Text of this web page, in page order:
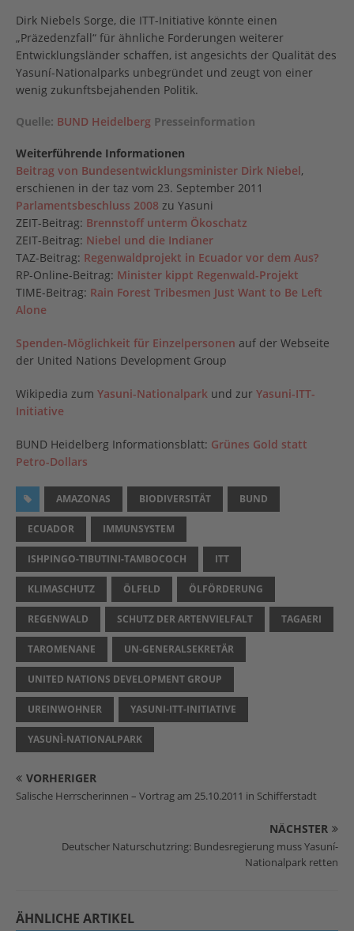
Dirk Niebels Sorge, die ITT-Initiative könnte einen
„Präzedenzfall“ für ähnliche Forderungen weiterer
Entwicklungsländer schaffen, ist angesichts der Qualität des
Yasuní-Nationalparks unbegründet und zeugt von einer
wenig zukunftsbejahenden Politik.
Quelle: BUND Heidelberg Presseinformation
Weiterführende Informationen
Beitrag von Bundes­ent­wick­lungs­minister Dirk Niebel,
erschienen in der taz vom 23. September 2011
Parlamentsbeschluss 2008 zu Yasuni
ZEIT-Beitrag: Brennstoff unterm Ökoschatz
ZEIT-Beitrag: Niebel und die Indianer
TAZ-Beitrag: Regenwaldprojekt in Ecuador vor dem Aus?
RP-Online-Beitrag: Minister kippt Regenwald-Projekt
TIME-Beitrag: Rain Forest Tribesmen Just Want to Be Left
Alone
Spenden-Möglichkeit für Einzelpersonen auf der Webseite
der United Nations Development Group
Wikipedia zum Yasuni-Nationalpark und zur Yasuni-ITT-
Initiative
BUND Heidelberg Informationsblatt: Grünes Gold statt
Petro-Dollars
AMAZONAS BIODIVERSITÄT BUND
ECUADOR IMMUNSYSTEM
ISHPINGO-TIBUTINI-TAMBOCOCH ITT
KLIMASCHUTZ ÖLFELD ÖLFÖRDERUNG
REGENWALD SCHUTZ DER ARTENVIELFALT TAGAERI
TAROMENANE UN-GENERALSEKRETÄR
UNITED NATIONS DEVELOPMENT GROUP
UREINWOHNER YASUNI-ITT-INITIATIVE
YASUNÌ-NATIONALPARK
VORHERIGER
Salische Herrscherinnen – Vortrag am 25.10.2011 in Schifferstadt
NÄCHSTER
Deutscher Naturschutzring: Bundesregierung muss Yasuní-
Nationalpark retten
ÄHNLICHE ARTIKEL